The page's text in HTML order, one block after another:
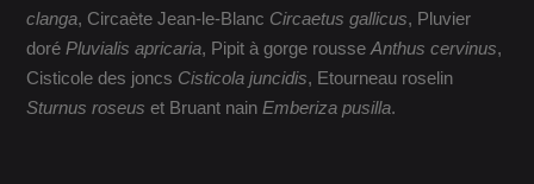
clanga, Circaète Jean-le-Blanc Circaetus gallicus, Pluvier
doréPluvialis apricaria, Pipit à gorge rousseAnthus cervinus,
Cisticole des joncs Cisticola juncidis, Etourneau roselin
Sturnus roseus et Bruant nainEmberiza pusilla.